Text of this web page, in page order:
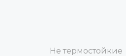
Не термостойкие